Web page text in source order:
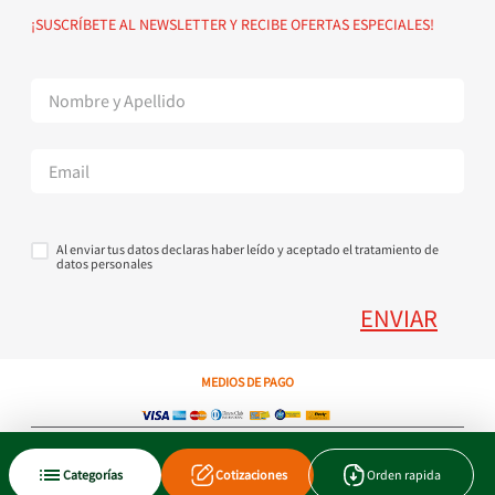
Categorías Cotizaciones Orden rapida
Suscribete al Newsletter
Superintendencia de Industria y Comercio
¡SUSCRÍBETE AL NEWSLETTER Y RECIBE OFERTAS ESPECIALES!
Al enviar tus datos declaras haber leído y aceptado el tratamiento de
datos personales
ENVIAR
MEDIOS DE PAGO
Copyright © 2023 JEN SA. Derechos Reservados. Util.com.co.